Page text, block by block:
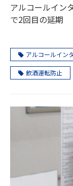
アルコールイ
で2回目の延期
アルコールイン
飲酒運転防止